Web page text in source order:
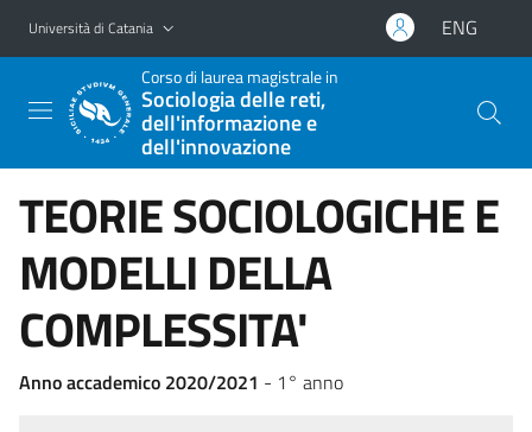
Vai al contenuto principale
Vai al menu di navigazione
Università di Catania ENG
Corso di laurea magistrale in
Sociologia delle reti,
dell'informazione e
dell'innovazione
TEORIE SOCIOLOGICHE E
MODELLI DELLA
COMPLESSITA'
Anno accademico 2020/2021 - 1° anno